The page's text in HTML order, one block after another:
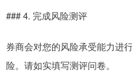
### 4. 完成风险测评
券商会对您的风险承受能力进
险。请如实填写测评问卷。